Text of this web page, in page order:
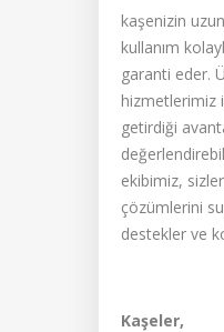
kaşenizin
kullanım
garanti eder.
hizmetlerimiz
getirdiği
ekibimiz,
çözümlerini
destekler ve
Kaşeler,